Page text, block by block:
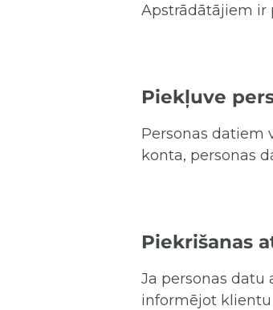
Apstrādātājiem ir
Piekļuve
Personas datiem
konta, personas
Piekrišanas
Ja personas
informējot klientu